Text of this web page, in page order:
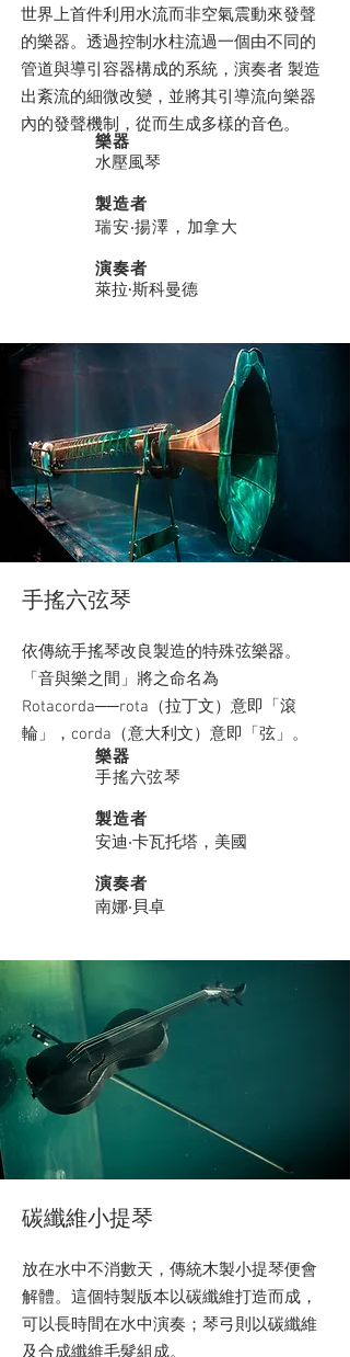
世界上首件利用水流而非空氣震動來發聲
的樂器。透過控制水柱流過一個由不同的
管道與導引容器構成的系統，演奏者 製造
出紊流的細微改變，並將其引導流向樂器
內的發聲機制，從而生成多樣的音色。
樂器
水壓風琴
製造者
瑞安‧揚澤，加拿大
演奏者
萊拉·斯科曼德
手搖六弦琴
依傳統手搖琴改良製造的特殊弦樂器。
「音與樂之間」將之命名為
Rotacorda──rota（拉丁文）意即「滾
輪」，corda（意大利文）意即「弦」。
樂器
手搖六弦琴
製造者
安迪‧卡瓦托塔，美國
演奏者
南娜‧貝卓
碳纖維小提琴
放在水中不消數天，傳統木製小提琴便會
解體。這個特製版本以碳纖維打造而成，
可以長時間在水中演奏；琴弓則以碳纖維
及合成纖維毛髮組成。